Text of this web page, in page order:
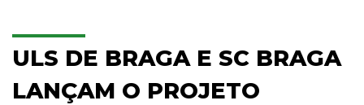
ULS DE BRAGA E SC BRAGA
LANÇAM O PROJETO